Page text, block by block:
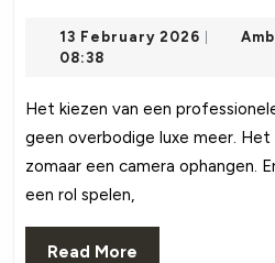
voor
optimale
13 February 2026 13
08:38
Het kiezen van een professionele camera installatie is
geen overbodige luxe meer.
zomaar een camera ophangen.
een rol spelen,
Read More